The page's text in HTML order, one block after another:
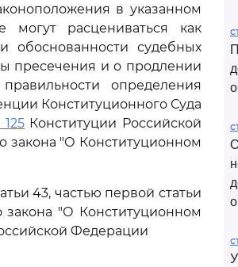
в указанном
расцениваться как
судебных
пресечения и о продлении
определения
Конституционного Суда
125Конституции Российской
закона "О Конституционном
43, частью первой статьи
закона "О Конституционном
Федерации